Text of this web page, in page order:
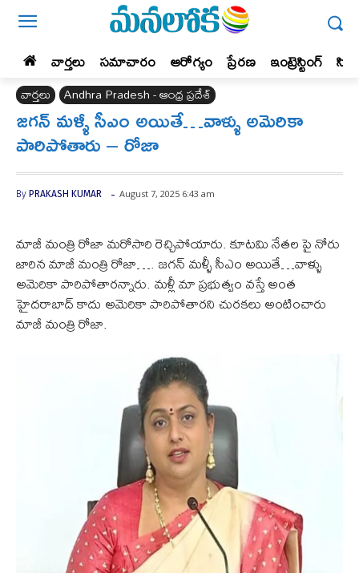
వార్తలు సమాచారం ఆరోగ్యం ప్రేర‌ణ‌ ఇంట్రెస్టింగ్‌
వార్తలు Andhra Pradesh - ఆంధ్ర ప్రదేశ్‌
జగన్ మళ్ళీ సీఎం అయితే…వాళ్ళు అమెరికా
పారిపోతారు – రోజా
By PRAKASH KUMAR - August 7, 2025 6:43 am
మాజీ మంత్రి రోజా మరోసారి రెచ్చిపోయారు. కూటమి నేతల పై నోరు
జారిన మాజీ మంత్రి రోజా…. జగన్ మళ్ళీ సీఎం అయితే…వాళ్ళు
అమెరికా పారిపోతారన్నారు. మళ్లీ మా ప్రభుత్వం వస్తే అంత
హైదరాబాద్ కాదు అమెరికా పారిపోతారని చురకలు అంటించారు
మాజీ మంత్రి రోజా.